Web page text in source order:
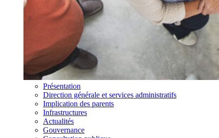
Présentation
Direction générale et services administratifs
Implication des parents
Infrastructures
Actualités
Gouvernance